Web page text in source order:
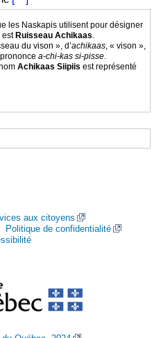
les Naskapis utilisent pour désigner
est Ruisseau Achikaas.
du vison », d’achikaas, « vison »,
a-chi-kas si-pisse.
Achikaas Siipiis est représenté
aux citoyens
Politique de confidentialité